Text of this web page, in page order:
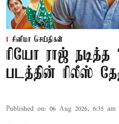
சினிமா செய்திகள்
ரியோ ராஜ்
படத்தின் ரிலீஸ்
Published on: 06 Aug 2026, 6:35 am